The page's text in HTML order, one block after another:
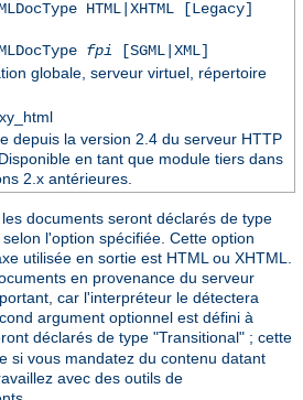
HTML|XHTML [Legacy]
fpi [SGML|XML]
globale, serveur virtuel, répertoire
depuis la version 2.4 du serveur HTTP
en tant que module tiers dans
2.x antérieures.
documents seront déclarés de type
l'option spécifiée. Cette option
utilisée en sortie est HTML ou XHTML.
en provenance du serveur
car l'interpréteur le détectera
argument optionnel est défini à
déclarés de type "Transitional" ; cette
si vous mandatez du contenu datant
avec des outils de